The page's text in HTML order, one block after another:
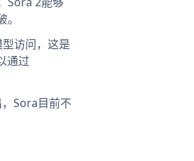
访问，这是
通过
Sora目前不